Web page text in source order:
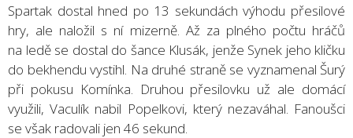
Spartak dostal hned po 13 sekundách výhodu přesilové
hry, ale naložil s ní mizerně. Až za plného počtu hráčů
na ledě se dostal do šance Klusák, jenže Synek jeho kličku
do bekhendu vystihl. Na druhé straně se vyznamenal Šurý
při pokusu Komínka. Druhou přesilovku už ale domácí
využili, Vaculík nabil Popelkovi, který nezaváhal. Fanoušci
se však radovali jen 46 sekund.